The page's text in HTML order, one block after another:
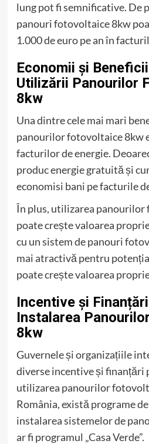
lung pot fi semnificative. De
panouri fotovoltaice 8kw
1.000 de euro pe an în
Economii și
Utilizării Panourilor
8kw
Una dintre cele mai mari
panourilor fotovoltaice 8kw
facturilor de energie.
produc energie gratuită și
economisi bani pe facturile
În plus, utilizarea
poate crește valoarea
cu un sistem de panouri
mai atractivă pentru
poate crește valoarea
Incentive și
Instalarea
8kw
Guvernele și organizațiile
diverse incentive și finanțări
utilizarea panourilor
România, există programe
instalarea sistemelor de
ar fi programul „Casa Verde”.